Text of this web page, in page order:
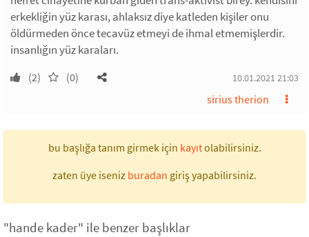
erkekliğin yüz karası, ahlaksız diye katleden kişiler onu
öldürmeden önce tecavüz etmeyi de ihmal etmemişlerdir.
insanlığın yüz karaları.
(2) (0) 10.01.2021 21:03
sirius therion
bu başlığa tanım girmek için kayıtolabilirsiniz.
zaten üye iseniz buradan giriş yapabilirsiniz.
"hande kader" ile benzer başlıklar